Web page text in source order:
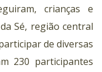
crianças e
Sé, região central
de diversas
230 participantes